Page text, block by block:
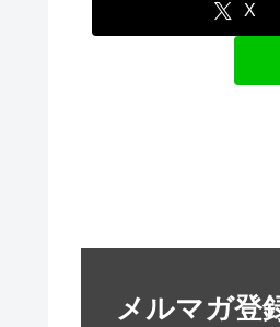
X
メルマガ登